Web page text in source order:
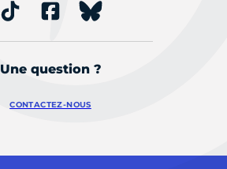
Une question ?
CONTACTEZ-NOUS